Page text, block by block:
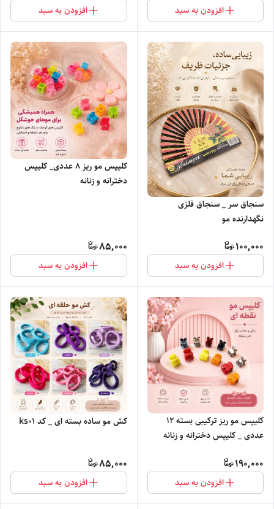
افزودن به سبد افزودن به سبد
سنجاق سر _ سنجاق فلزی
نگهدارنده مو
100,000
افزودن به سبد
کلیپس مو ریز ۸ عددی_ کلیپس
دخترانه و زنانه
85,000
افزودن به سبد
کلیپس مو ریز ترکیبی بسته ۱۲
عددی _ کلیپس دخترانه و زنانه
190,000
افزودن به سبد
کش مو ساده بسته ای _ کد ks01
85,000
افزودن به سبد